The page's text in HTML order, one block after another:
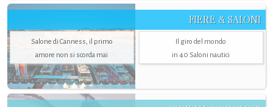
FIERE & SALONI
Salone di Canness, il primo
amore non si scorda mai
Il giro del mondo
in 40 Saloni nautici